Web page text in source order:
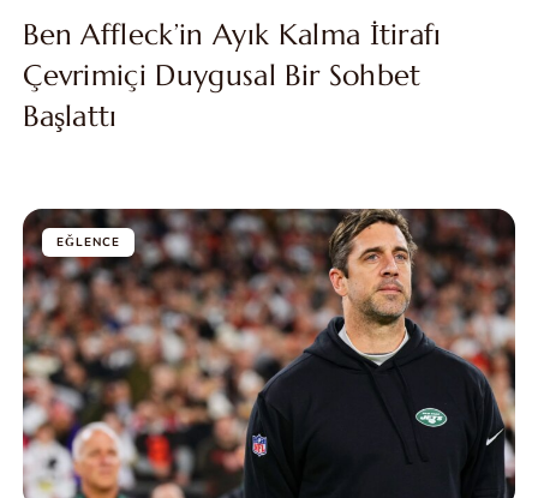
Ben Affleck’in Ayık Kalma İtirafı
Çevrimiçi Duygusal Bir Sohbet
Başlattı
EĞLENCE